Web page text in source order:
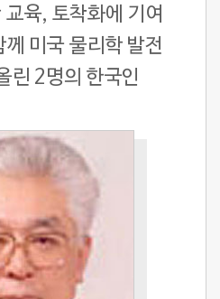
육, 토착화에 기여
미국 물리학 발전
린 2명의 한국인